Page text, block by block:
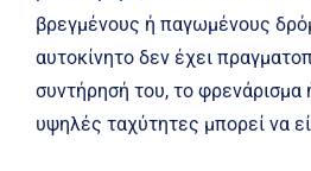
βρεγμένους ή παγωμένους
αυτοκίνητο δεν έχει
συντήρησή του, το φρενάρισμα
υψηλές ταχύτητες μπορεί να